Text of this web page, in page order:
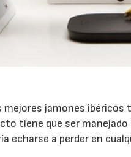
jamones
tiene que ser
echarse a perder en